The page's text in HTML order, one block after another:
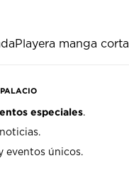
Playera manga corta
especiales.
eventos únicos.